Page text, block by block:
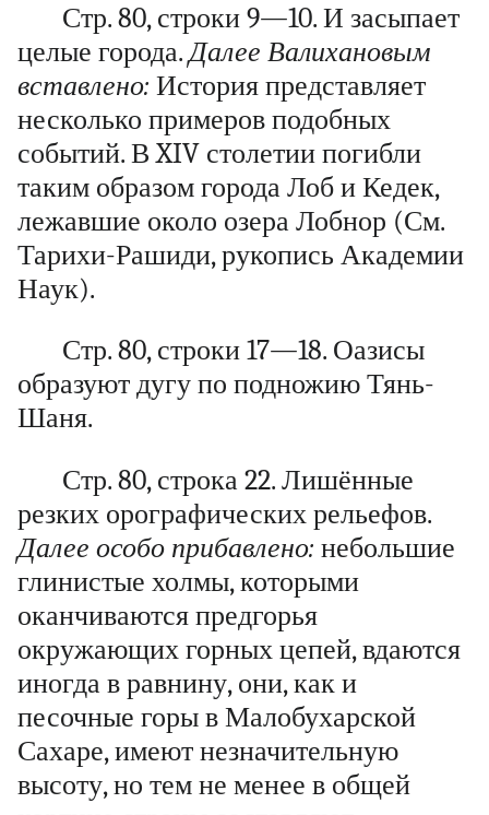
Стр. 80, строки 9—10. И засыпает
целые города. Далее Валихановым
вставлено: История представляет
несколько примеров подобных
событий. В XIV столетии погибли
таким образом города Лоб и Кедек,
лежавшие около озера Лобнор (См.
Тарихи-Рашиди, рукопись Академии
Наук).
Стр. 80, строки 17—18. Оазисы
образуют дугу по подножию Тянь-
Шаня.
Стр. 80, строка 22. Лишённые
резких орографических рельефов.
Далее особо прибавлено: небольшие
глинистые холмы, которыми
оканчиваются предгорья
окружающих горных цепей, вдаются
иногда в равнину, они, как и
песочные горы в Малобухарской
Сахаре, имеют незначительную
высоту, но тем не менее в общей